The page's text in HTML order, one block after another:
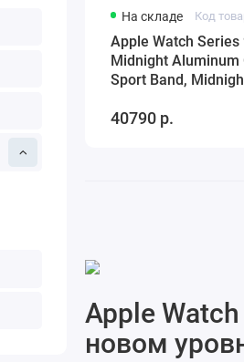
На складе
Apple Watch Series
Midnight Aluminum
Sport Band,
40790 р.
Apple
новом